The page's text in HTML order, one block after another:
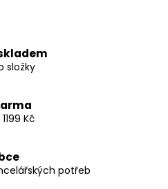
složky
Kč
potřeb